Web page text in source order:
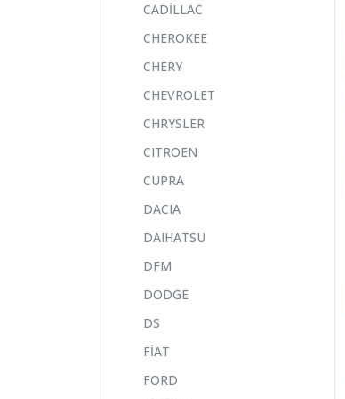
CADİLLAC
CHEROKEE
CHERY
CHEVROLET
CHRYSLER
CITROEN
CUPRA
DACIA
DAIHATSU
DFM
DODGE
DS
FİAT
FORD